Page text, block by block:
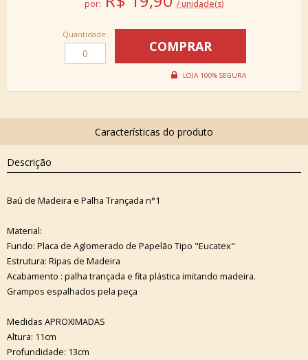
por: / unidade(s)
Quantidade:
Descrição
Baú de Madeira e Palha Trançada n°1
Material:
Fundo: Placa de Aglomerado de Papelão Tipo "Eucatex"
Estrutura: Ripas de Madeira
Acabamento : palha trançada e fita plástica imitando madeira.
Grampos espalhados pela peça
Medidas APROXIMADAS
Altura: 11cm
Profundidade: 13cm